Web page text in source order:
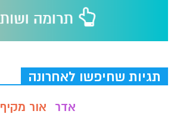
תגיות שחיפשו לאחרונה
אדר
אור מקיף